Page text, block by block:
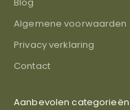
Algemene voorwaarden
Privacy verklaring
Contact
Aanbevolen categorieën